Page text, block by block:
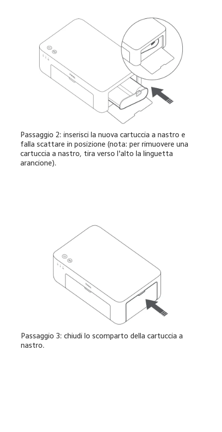
Passaggio 2: inserisci la nuova cartuccia a nastro e
falla scattare in posizione (nota: per rimuovere una
cartuccia a nastro, tira verso l'alto la linguetta
arancione).
Passaggio 3: chiudi lo scomparto della cartuccia a
nastro.